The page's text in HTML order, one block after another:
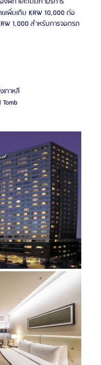
เพิ่มเติม KRW 10,000 ต่อ
1,000 สำหรับการจอดรถ
กาหลี